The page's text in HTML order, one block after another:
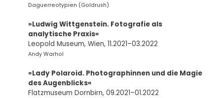
Daguerreotypien (Goldrush)
»Ludwig Wittgenstein. Fotografie als
analytische Praxis«
Leopold Museum, Wien, 11.2021–03.2022
Andy Warhol
»Lady Polaroid. Photographinnen und die Magie
des Augenblicks«
Flatzmuseum Dornbirn, 09.2021–01.2022